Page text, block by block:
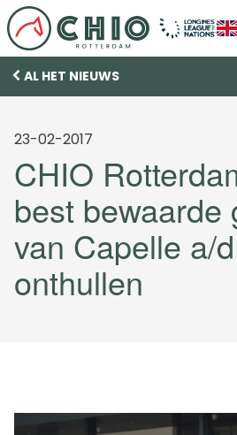
AL HET NIEUWS
23-02-2017
CHIO
best bewaarde
van Capelle a/
onthullen